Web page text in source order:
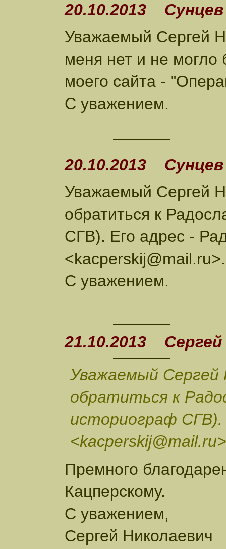
20.10.2013
Уважаемый Сергей
меня нет и не
моего сайта -
С уважением.
20.10.2013
Уважаемый Сергей
обратиться к
СГВ). Его адрес -
<kacperskij@mail.ru>.
С уважением.
21.10.2013 Сергей
Уважаемый Сергей
обратиться к
историограф СГВ).
Премного
Кацперскому.
С уважением,
Сергей Николаевич